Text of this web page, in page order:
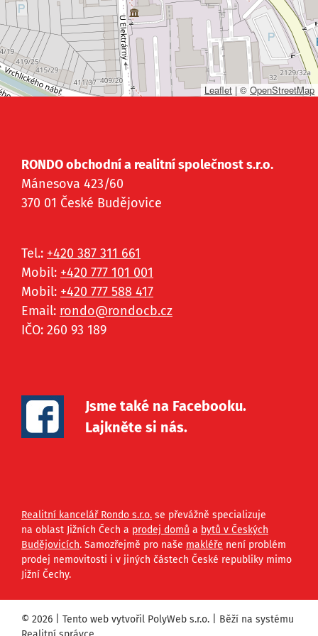
Leaflet | © OpenStreetMap
RONDO obchodní a realitní společnost s.r.o.
Mánesova 423/60
370 01 České Budějovice
Tel.: +420 387 311 661
Mobil: +420 777 101 001
Mobil: +420 777 588 417
Email: rondo@rondocb.cz
IČO: 260 93 189
Jsme také na Facebooku.
Lajkněte si nás.
Realitní kancelář Rondo s.r.o. se převážně specializuje
na oblast Jižních Čech a prodej domů a bytů v Českých
Budějovicích. Samozřejmě pro naše makléře není problém
prodej nemovitosti i v jiných částech České republiky mimo
Jižní Čechy.
© 2026 | Tento web vytvořil PolyWeb s.r.o. | Běží na systému